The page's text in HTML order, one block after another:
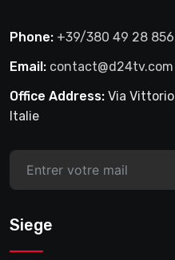
Phone: +39/380 49 28 856
Email: contact@d24tv.com
Office Address: Via
Italie
Siege